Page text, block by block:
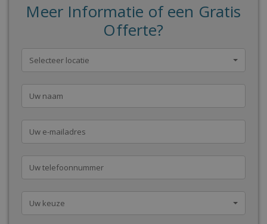
Meer Informatie of een Gratis
Offerte?
Selecteer locatie
Uw keuze